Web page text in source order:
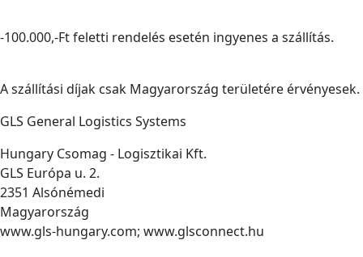
-100.000,-Ft feletti rendelés esetén ingyenes a szállítás.
A szállítási díjak csak Magyarország területére érvényesek.
GLS General Logistics Systems
Hungary Csomag - Logisztikai Kft.
GLS Európa u. 2.
2351 Alsónémedi
Magyarország
www.gls-hungary.com; www.glsconnect.hu